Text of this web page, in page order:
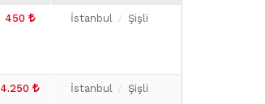
450 İstanbul Şişli
4.250 İstanbul Şişli